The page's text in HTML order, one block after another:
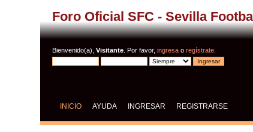
Foro Oficial SFC - Sevilla
Bienvenido(a),Visitante . Por favor,ingresa oregístrate
INICIO AYUDA INGRESAR REGISTRARSE